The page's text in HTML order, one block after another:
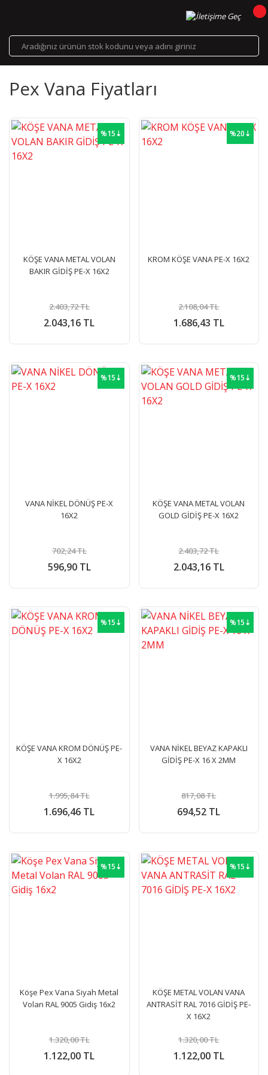
Pex Vana Fiyatları
%15⇣
KÖŞE VANA METAL VOLAN
BAKIR GİDİŞ PE-X 16X2
2.043,16 TL
2.403,72 TL
%20⇣
KROM KÖŞE VANA PE-X 16X2
1.686,43 TL
2.108,04 TL
%15⇣
VANA NİKEL DÖNÜŞ PE-X
16X2
596,90 TL
702,24 TL
%15⇣
KÖŞE VANA METAL VOLAN
GOLD GİDİŞ PE-X 16X2
2.043,16 TL
2.403,72 TL
%15⇣
KÖŞE VANA KROM DÖNÜŞ PE-
X 16X2
1.696,46 TL
1.995,84 TL
%15⇣
VANA NİKEL BEYAZ KAPAKLI
GİDİŞ PE-X 16 X 2MM
694,52 TL
817,08 TL
%15⇣
Köşe Pex Vana Siyah Metal
Volan RAL 9005 Gidiş 16x2
1.122,00 TL
1.320,00 TL
%15⇣
KÖŞE METAL VOLAN VANA
ANTRASİT RAL 7016 GİDİŞ PE-
X 16X2
1.122,00 TL
1.320,00 TL